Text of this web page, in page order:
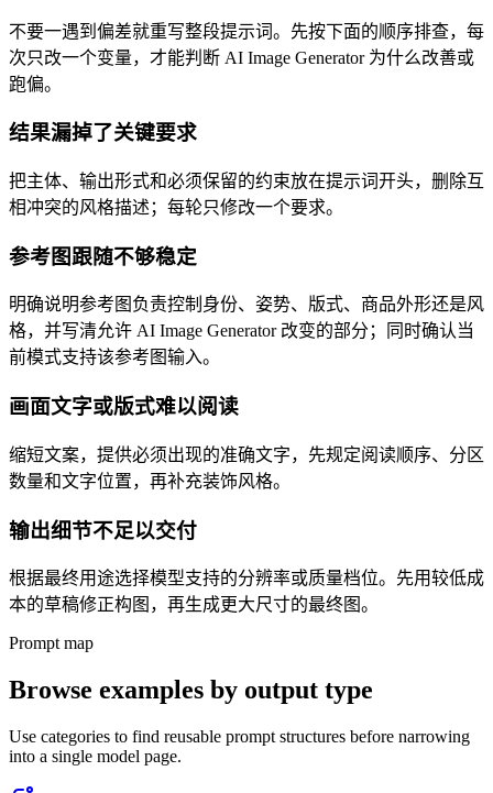
不要一遇到偏差就重写整段提示词。先按下面的顺序排查，每
次只改一个变量，才能判断 AI Image Generator 为什么改善或
跑偏。
结果漏掉了关键要求
把主体、输出形式和必须保留的约束放在提示词开头，删除互
相冲突的风格描述；每轮只修改一个要求。
参考图跟随不够稳定
明确说明参考图负责控制身份、姿势、版式、商品外形还是风
格，并写清允许 AI Image Generator 改变的部分；同时确认当
前模式支持该参考图输入。
画面文字或版式难以阅读
缩短文案，提供必须出现的准确文字，先规定阅读顺序、分区
数量和文字位置，再补充装饰风格。
输出细节不足以交付
根据最终用途选择模型支持的分辨率或质量档位。先用较低成
本的草稿修正构图，再生成更大尺寸的最终图。
Prompt map
Browse examples by output type
Use categories to find reusable prompt structures before narrowing
into a single model page.